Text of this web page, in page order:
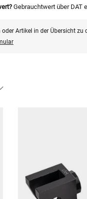
Gebrauchtwert über DAT
oder Artikel in der Übersicht